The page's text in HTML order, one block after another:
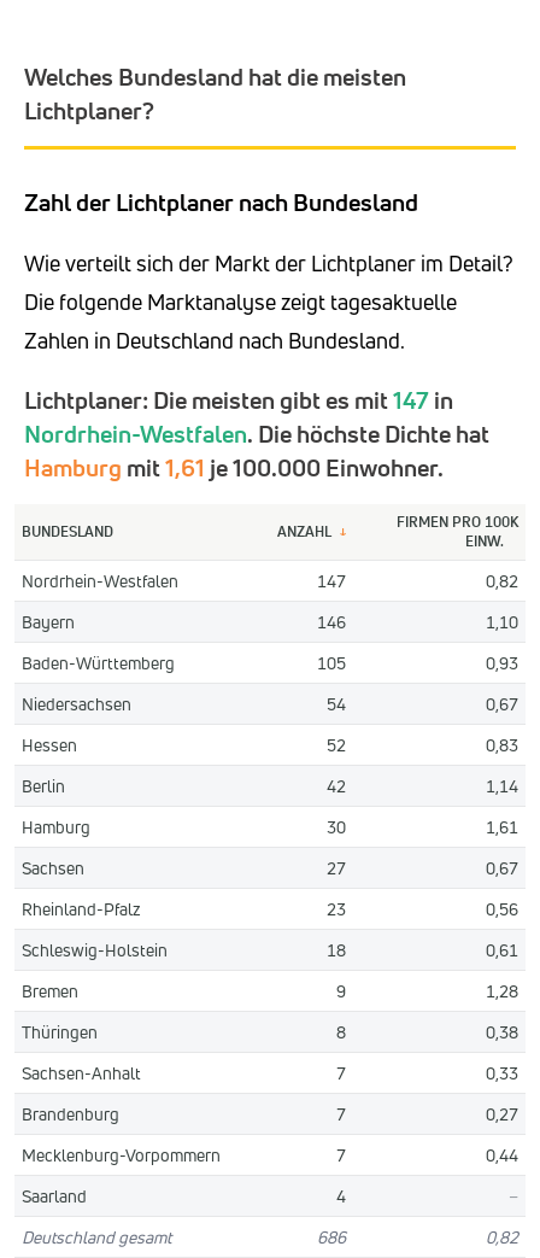
Welches Bundesland hat die meisten
Lichtplaner?
Zahl der Lichtplaner nach Bundesland
Wie verteilt sich der Markt der Lichtplaner im Detail?
Die folgende Marktanalyse zeigt tagesaktuelle
Zahlen in Deutschland nach Bundesland.
Lichtplaner: Die meisten gibt es mit147in
Nordrhein-Westfalen. Die höchste Dichte hat
Hamburg mit1,61 je 100.000 Einwohner.
BUNDESLAND ANZAHL ↓
FIRMEN PRO 100K
EINW.
Nordrhein-Westfalen 147
0,82
Bayern
146
1,10
Baden-Württemberg
105
0,93
Niedersachsen
54
0,67
Hessen
52
0,83
Berlin
42
1,14
Hamburg
30
1,61
Sachsen
27
0,67
Rheinland-Pfalz
23
0,56
Schleswig-Holstein
18
0,61
Bremen
9
1,28
Thüringen
8
0,38
Sachsen-Anhalt
7
0,33
Brandenburg
7
0,27
Mecklenburg-Vorpommern
7
0,44
Saarland
4
–
Deutschland gesamt
686 0,82